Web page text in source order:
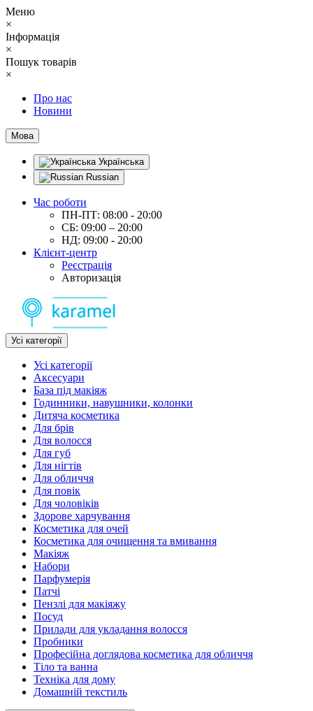
Меню
×
Інформація
×
Пошук товарів
×
Про нас
Новини
Мова
Українська
Russian
Час роботи
ПН-ПТ: 08:00 - 20:00
СБ: 09:00 – 20:00
НД: 09:00 - 20:00
Клієнт-центр
Реєстрація
Авторизація
Усі категорії
Усі категорії
Аксесуари
База під макіяж
Годинники, навушники, колонки
Дитяча косметика
Для брів
Для волосся
Для губ
Для нігтів
Для обличчя
Для повік
Для чоловіків
Здорове харчування
Косметика для очей
Косметика для очищення та вмивання
Макіяж
Набори
Парфумерія
Патчі
Пензлі для макіяжу
Посуд
Прилади для укладання волосся
Пробники
Професійна доглядова косметика для обличчя
Тіло та ванна
Техніка для дому
Домашній текстиль